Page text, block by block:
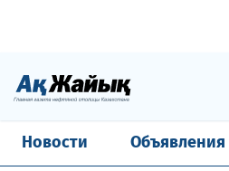
Новости Объявления